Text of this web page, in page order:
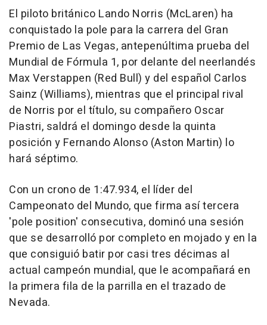
El piloto británico Lando Norris (McLaren) ha
conquistado la pole para la carrera del Gran
Premio de Las Vegas, antepenúltima prueba del
Mundial de Fórmula 1, por delante del neerlandés
Max Verstappen (Red Bull) y del español Carlos
Sainz (Williams), mientras que el principal rival
de Norris por el título, su compañero Oscar
Piastri, saldrá el domingo desde la quinta
posición y Fernando Alonso (Aston Martin) lo
hará séptimo.
Con un crono de 1:47.934, el líder del
Campeonato del Mundo, que firma así tercera
'pole position' consecutiva, dominó una sesión
que se desarrolló por completo en mojado y en la
que consiguió batir por casi tres décimas al
actual campeón mundial, que le acompañará en
la primera fila de la parrilla en el trazado de
Nevada.